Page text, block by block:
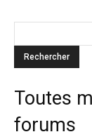
Toutes
forums